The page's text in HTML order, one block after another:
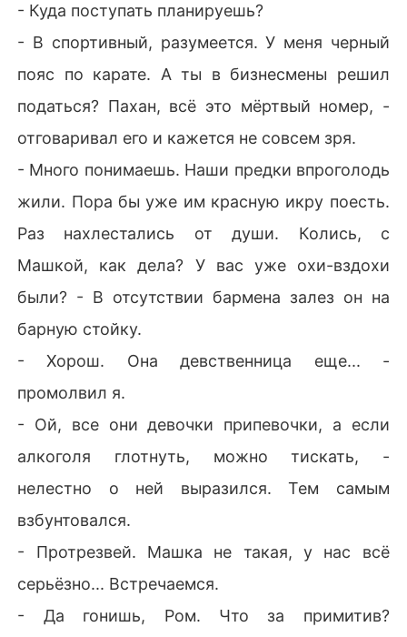
- Куда поступать планируешь?
- В спортивный, разумеется. У меня черный
пояс по карате. А ты в бизнесмены решил
податься? Пахан, всё это мёртвый номер, -
отговаривал его и кажется не совсем зря.
- Много понимаешь. Наши предки впроголодь
жили. Пора бы уже им красную икру поесть.
Раз нахлестались от души. Колись, с
Машкой, как дела? У вас уже охи-вздохи
были? - В отсутствии бармена залез он на
барную стойку.
- Хорош. Она девственница еще... -
промолвил я.
- Ой, все они девочки припевочки, а если
алкоголя глотнуть, можно тискать, -
нелестно о ней выразился. Тем самым
взбунтовался.
- Протрезвей. Машка не такая, у нас всё
серьёзно... Встречаемся.
- Да гонишь, Ром. Что за примитив?